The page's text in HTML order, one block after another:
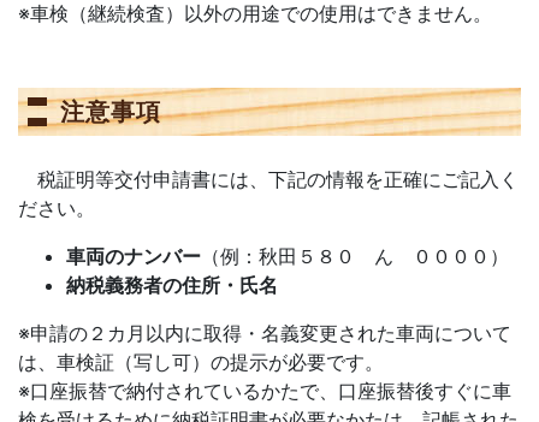
※車検（継続検査）以外の用途での使用はできません。
注意事項
税証明等交付申請書には、下記の情報を正確にご記入く
ださい。
車両のナンバー （例：秋田５８０ ん ００００）
納税義務者の住所・氏名
※申請の２カ月以内に取得・名義変更された車両について
は、車検証（写し可）の提示が必要です。
※口座振替で納付されているかたで、口座振替後すぐに車